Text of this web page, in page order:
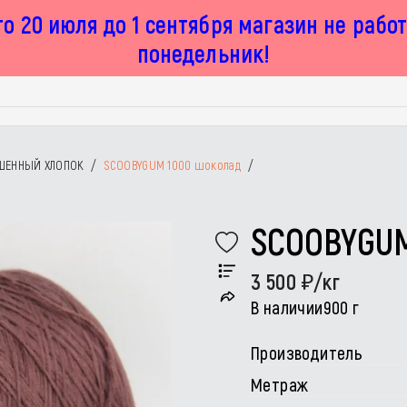
20 июля до 1 сентября магазин не
понедельник!
ХЛОПОК / SCOOBYGUM 1000 шоколад /
3 500 /кг
В наличии900 г
Производитель
Метраж